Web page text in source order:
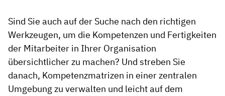
Sind Sie auch auf der Suche nach den richtigen
Werkzeugen, um die Kompetenzen und Fertigkeiten
der Mitarbeiter in Ihrer Organisation
übersichtlicher zu machen? Und streben Sie
danach, Kompetenzmatrizen in einer zentralen
Umgebung zu verwalten und leicht auf dem